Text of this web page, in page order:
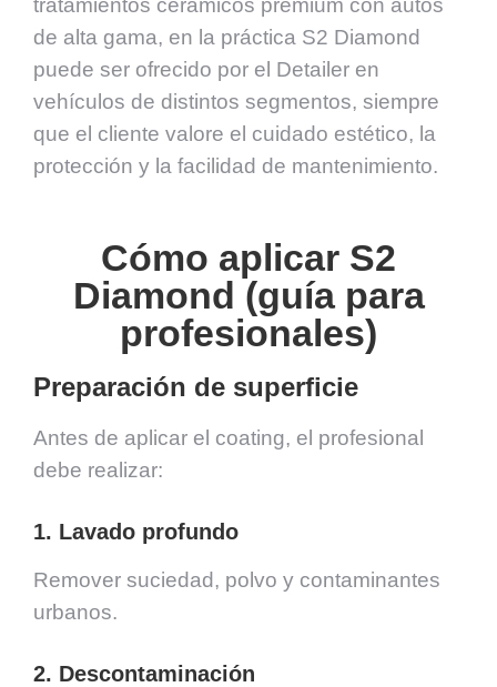
tratamientos cerámicos premium con autos
de alta gama, en la práctica S2 Diamond
puede ser ofrecido por el Detailer en
vehículos de distintos segmentos, siempre
que el cliente valore el cuidado estético, la
protección y la facilidad de mantenimiento.
Cómo aplicar S2
Diamond (guía para
profesionales)
Preparación de superficie
Antes de aplicar el coating, el profesional
debe realizar:
1. Lavado profundo
Remover suciedad, polvo y contaminantes
urbanos.
2. Descontaminación